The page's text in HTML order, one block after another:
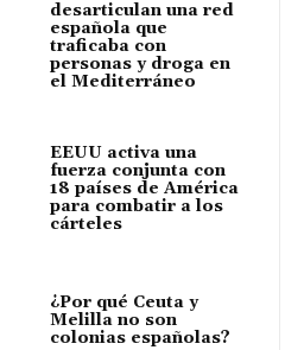
desarticulan una red
española que
traficaba con
personas y droga en
el Mediterráneo
EEUU activa una
fuerza conjunta con
18 países de América
para combatir a los
cárteles
¿Por qué Ceuta y
Melilla no son
colonias españolas?